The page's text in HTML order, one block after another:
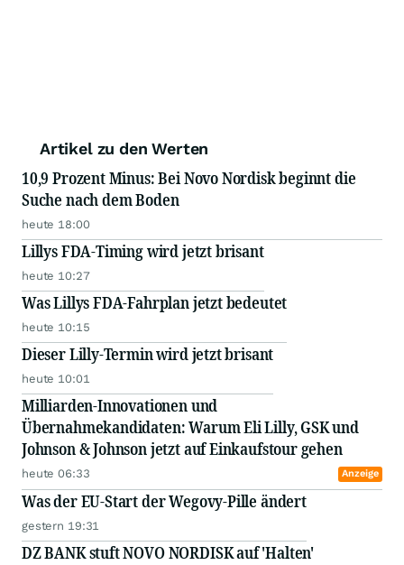
Artikel zu den Werten
10,9 Prozent Minus: Bei Novo Nordisk beginnt die
Suche nach dem Boden
heute 18:00
Lillys FDA-Timing wird jetzt brisant
heute 10:27
Was Lillys FDA-Fahrplan jetzt bedeutet
heute 10:15
Dieser Lilly-Termin wird jetzt brisant
heute 10:01
Milliarden-Innovationen und
Übernahmekandidaten: Warum Eli Lilly, GSK und
Johnson & Johnson jetzt auf Einkaufstour gehen
heute 06:33 Anzeige
Was der EU-Start der Wegovy-Pille ändert
gestern 19:31
DZ BANK stuft NOVO NORDISK auf 'Halten'